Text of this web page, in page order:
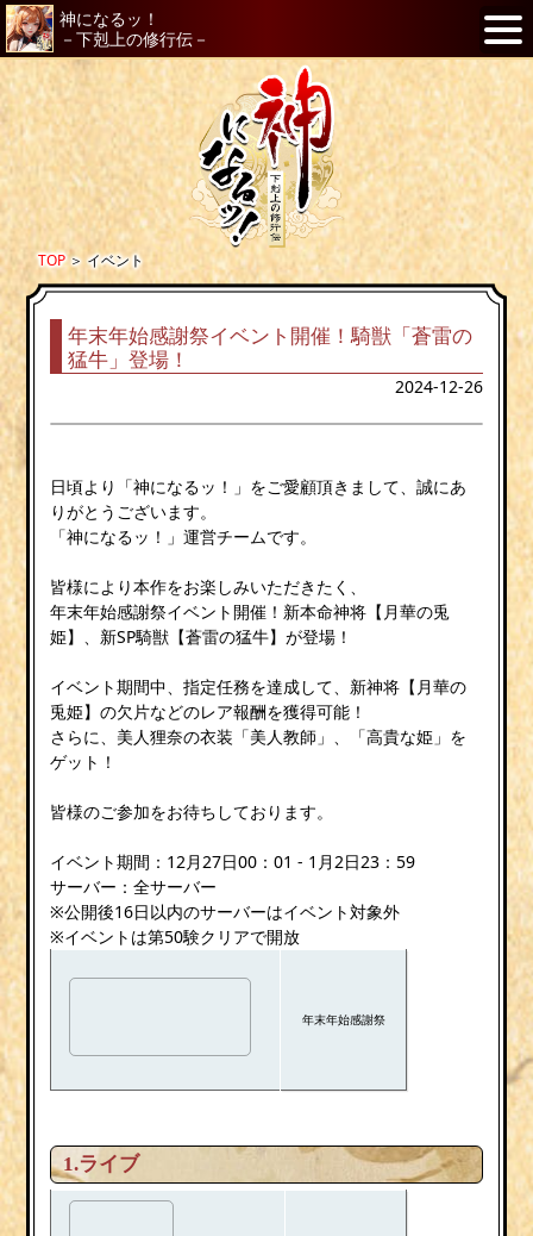
神になるッ！
－下剋上の修行伝－
TOP＞イベント
年末年始感謝祭イベント開催！騎獣「蒼雷の
猛牛」登場！
2024-12-26
日頃より「神になるッ！」をご愛顧頂きまして、誠にあ
りがとうございます。
「神になるッ！」運営チームです。
皆様により本作をお楽しみいただきたく、
年末年始感謝祭イベント開催！新本命神将【月華の兎
姫】、新SP騎獣【蒼雷の猛牛】が登場！
イベント期間中、指定任務を達成して、新神将【月華の
兎姫】の欠片などのレア報酬を獲得可能！
さらに、美人狸奈の衣装「美人教師」、「高貴な姫」を
ゲット！
皆様のご参加をお待ちしております。
イベント期間：12月27日00：01 - 1月2日23：59
サーバー：全サーバー
※公開後16日以内のサーバーはイベント対象外
※イベントは第50験クリアで開放
年末年始感謝祭
1.ライブ